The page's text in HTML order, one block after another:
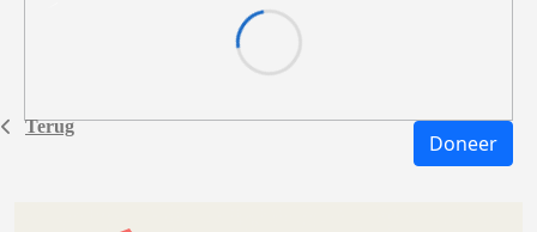
Terug
Doneer